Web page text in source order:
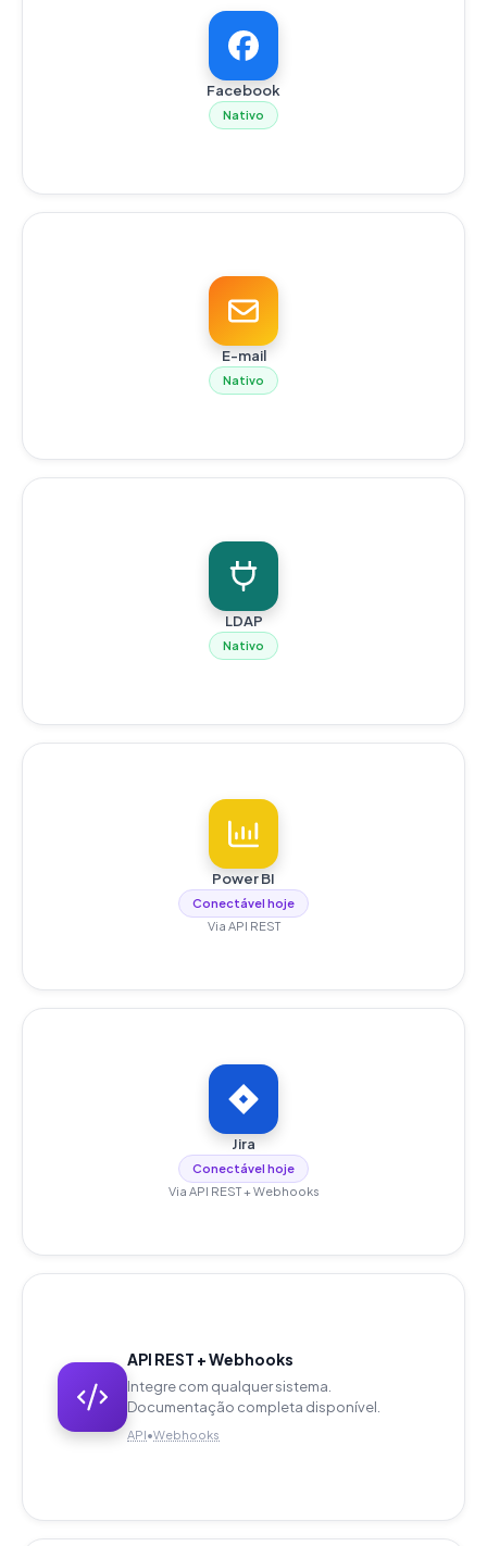
Facebook
Nativo
E-mail
Nativo
LDAP
Nativo
Power BI
Conectável hoje
Via API REST
Jira
Conectável hoje
Via API REST + Webhooks
API REST + Webhooks
Integre com qualquer sistema.
Documentação completa disponível.
API•Webhooks